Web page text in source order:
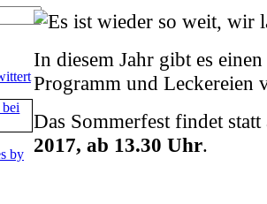
Es ist wieder so weit, wir
In diesem Jahr gibt es
Programm und Leckereien
Das Sommerfest findet
2017, ab 13.30 Uhr.
by